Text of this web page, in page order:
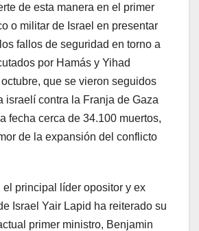
de esta manera en el primer
o militar de Israel en presentar
fallos de seguridad en torno a
por Hamás y Yihad
que se vieron seguidos
israelí contra la Franja de Gaza
fecha cerca de 34.100 muertos,
de la expansión del conflicto
el principal líder opositor y ex
Israel Yair Lapid ha reiterado su
primer ministro, Benjamin